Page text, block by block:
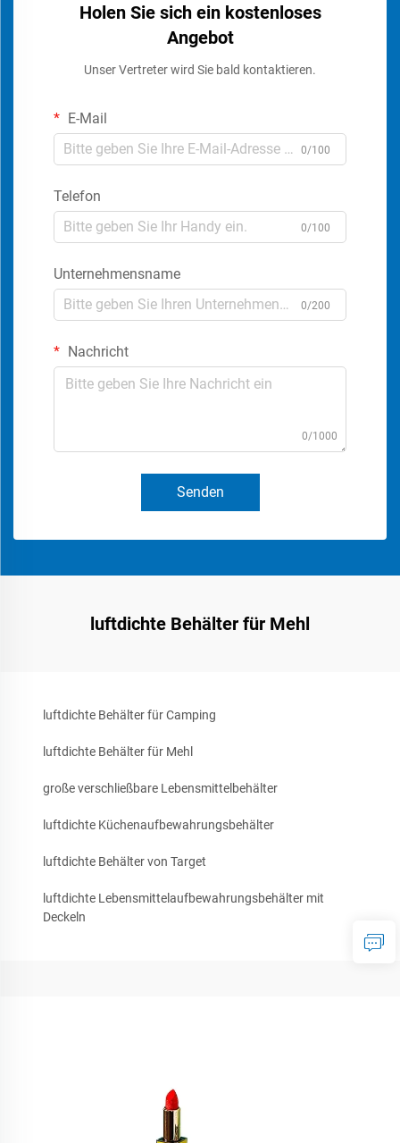
Holen Sie sich ein kostenloses
Angebot
Unser Vertreter wird Sie bald kontaktieren.
E-Mail
0/100
Telefon
0/100
Unternehmensname
0/200
Nachricht
0/1000
Senden
luftdichte Behälter für Mehl
luftdichte Behälter für Camping
luftdichte Behälter für Mehl
große verschließbare Lebensmittelbehälter
luftdichte Küchenaufbewahrungsbehälter
luftdichte Behälter von Target
luftdichte Lebensmittelaufbewahrungsbehälter mit
Deckeln